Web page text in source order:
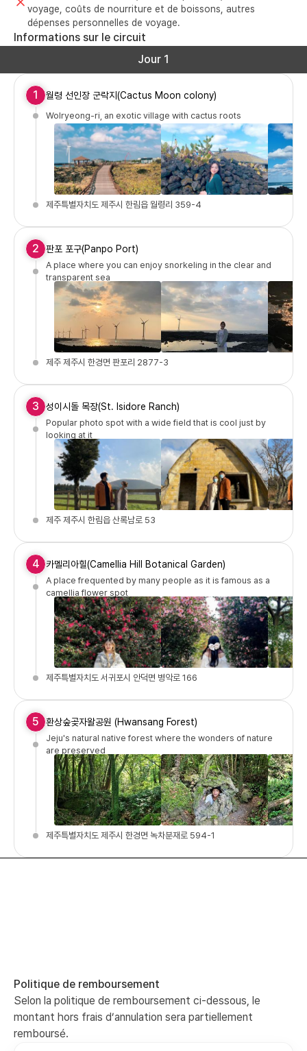
voyage, coûts de nourriture et de boissons, autres
dépenses personnelles de voyage.
Informations sur le circuit
Jour 1
1 월령 선인장 군락지(Cactus Moon colony)
Wolryeong-ri, an exotic village with cactus roots
제주특별자치도 제주시 한림읍 월령리 359-4
2 판포 포구(Panpo Port)
A place where you can enjoy snorkeling in the clear and
transparent sea
제주 제주시 한경면 판포리 2877-3
3 성이시돌 목장(St. Isidore Ranch)
Popular photo spot with a wide field that is cool just by
looking at it
제주 제주시 한림읍 산록남로 53
4 카멜리아힐(Camellia Hill Botanical Garden)
A place frequented by many people as it is famous as a
camellia flower spot
제주특별자치도 서귀포시 안덕면 병악로 166
5 환상숲곶자왈공원 (Hwansang Forest)
Jeju's natural native forest where the wonders of nature
are preserved
제주특별자치도 제주시 한경면 녹차분재로 594-1
Politique de remboursement
Selon la politique de remboursement ci-dessous, le
montant hors frais d’annulation sera partiellement
remboursé.